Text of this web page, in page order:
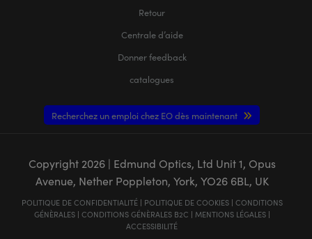
Retour
Centrale d’aide
Donner feedback
catalogues
Recherchez un emploi chez EO dès maintenant
Copyright 2026| Edmund Optics, Ltd Unit 1, Opus
Avenue, Nether Poppleton, York, YO26 6BL, UK
POLITIQUE DE CONFIDENTIALITÉ| POLITIQUE DE COOKIES| CONDITIONS
GÉNÈRALES| CONDITIONS GÉNÈRALES B2C | MENTIONS LÉGALES|
ACCESSIBILITÉ